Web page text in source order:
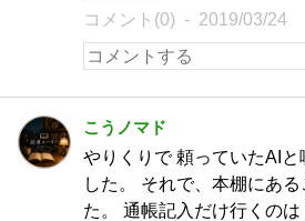
コメント(0) 2019/03/24
こうノマド
やりくりで 頼っていたAIと
した。 それで、本棚にあ
た。 通帳記入だけ行くの